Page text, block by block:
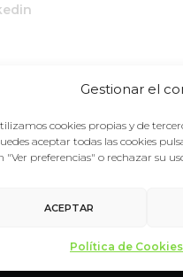
Gestionar el
cookies propias y de
aceptar todas las cookies
"Ver preferencias" o rechazar su
ACEPTAR
Política de Cookies